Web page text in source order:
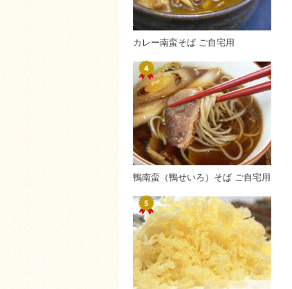
カレー南蛮そば ご自宅用
鴨南蛮（鴨せいろ）そば ご自宅用